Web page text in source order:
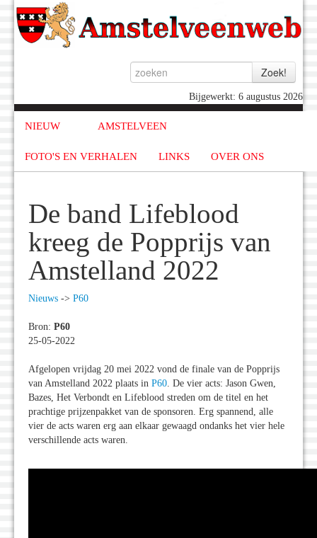
Bijgewerkt: 6 augustus 2026
NIEUW AMSTELVEEN
FOTO'S EN VERHALEN LINKS OVER ONS
De band Lifeblood
kreeg de Popprijs van
Amstelland 2022
Nieuws -> P60
Bron: P60
25-05-2022
Afgelopen vrijdag 20 mei 2022 vond de finale van de Popprijs
van Amstelland 2022 plaats in P60. De vier acts: Jason Gwen,
Bazes, Het Verbondt en Lifeblood streden om de titel en het
prachtige prijzenpakket van de sponsoren. Erg spannend, alle
vier de acts waren erg aan elkaar gewaagd ondanks het vier hele
verschillende acts waren.